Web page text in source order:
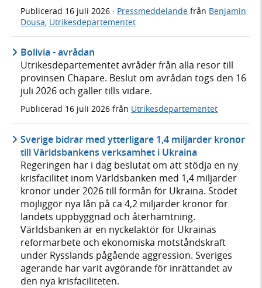
Publicerad 16 juli 2026 · Pressmeddelande från Benjamin
Dousa Utrikesdepartementet
Bolivia - avrådan
Utrikesdepartementet avråder från alla resor till
provinsen Chapare. Beslut om avrådan togs den 16
juli 2026 och gäller tills vidare.
Publicerad 16 juli 2026 från Utrikesdepartementet
Sverige bidrar med ytterligare 1,4 miljarder kronor
till Världsbankens verksamhet i Ukraina
Regeringen har i dag beslutat om att stödja en ny
krisfacilitet inom Världsbanken med 1,4 miljarder
kronor under 2026 till förmån för Ukraina. Stödet
möjliggör nya lån på ca 4,2 miljarder kronor för
landets uppbyggnad och återhämtning.
Världsbanken är en nyckelaktör för Ukrainas
reformarbete och ekonomiska motståndskraft
under Rysslands pågående aggression. Sveriges
agerande har varit avgörande för inrättandet av
den nya krisfaciliteten.